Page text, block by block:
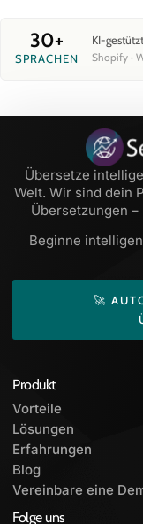
30+
SPRACHEN
KI-
Shopify ·
Übersetze
Welt. Wir sind dein
Übersetzungen
Beginne
🚀
Produkt
Vorteile
Lösungen
Erfahrungen
Blog
Vereinbare eine
Folge uns